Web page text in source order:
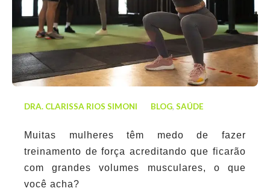
DRA. CLARISSA RIOS SIMONI BLOG, SAÚDE
Muitas mulheres têm medo de fazer
treinamento de força acreditando que ficarão
com grandes volumes musculares, o que
você acha?